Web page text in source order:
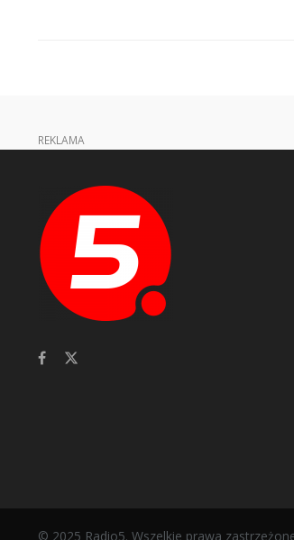
REKLAMA
© 2025 Radio5. Wszelkie prawa